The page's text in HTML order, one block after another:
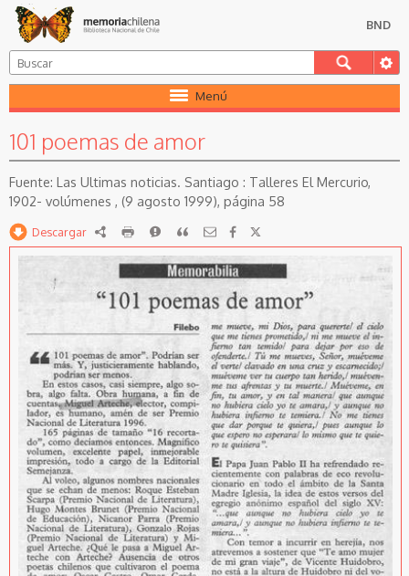
BND
Menú
101 poemas de amor
Las Ultimas noticias. Santiago : Talleres El Mercurio,
1902- volúmenes , (9 agosto 1999), página 58
Descargar RDF imprimirReportarCitar